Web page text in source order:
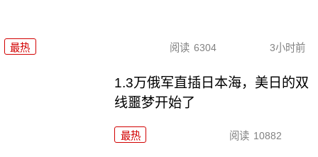
最热 阅读 6304 3小时前
1.3万俄军直插日本海，美日的双
线噩梦开始了
最热 阅读 10882